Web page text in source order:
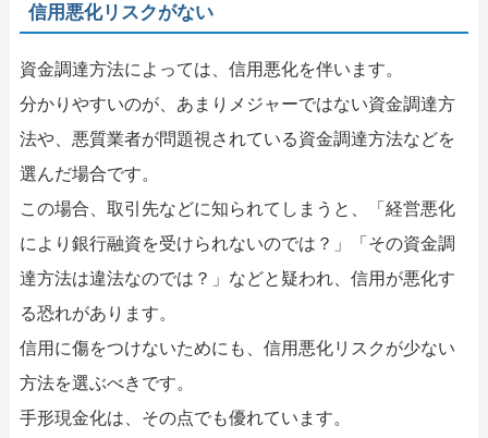
信用悪化リスクがない
資金調達方法によっては、信用悪化を伴います。
分かりやすいのが、あまりメジャーではない資金調達方
法や、悪質業者が問題視されている資金調達方法などを
選んだ場合です。
この場合、取引先などに知られてしまうと、「経営悪化
により銀行融資を受けられないのでは？」「その資金調
達方法は違法なのでは？」などと疑われ、信用が悪化す
る恐れがあります。
信用に傷をつけないためにも、信用悪化リスクが少ない
方法を選ぶべきです。
手形現金化は、その点でも優れています。